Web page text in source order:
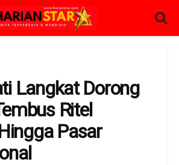
Langkat Dorong
Ritel
Pasar